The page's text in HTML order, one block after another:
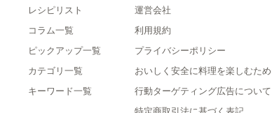
レシピリスト
コラム一覧
ピックアップ一覧
カテゴリ一覧
キーワード一覧
運営会社
利用規約
プライバシーポリシー
おいしく安全に料理を楽しむため
行動ターゲティング広告について